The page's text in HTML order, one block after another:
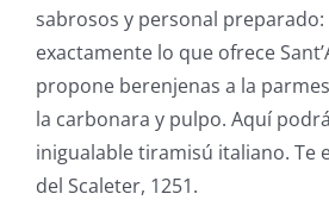
sabrosos y personal preparado:
exactamente lo que ofrece
propone berenjenas a la
la carbonara y pulpo. Aquí
inigualable tiramisú italiano. Te
del Scaleter, 1251.